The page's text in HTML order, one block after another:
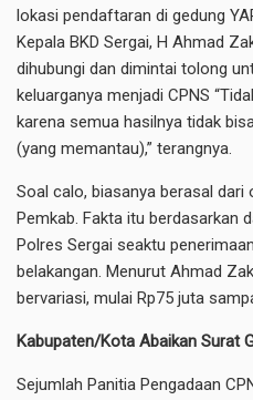
lokasi pendaftaran di gedung
Kepala BKD Sergai, H Ahmad
dihubungi dan dimintai tolong
keluarganya menjadi CPNS
karena semua hasilnya tidak
(yang memantau),” terangnya.
Soal calo, biasanya berasal dari
Pemkab. Fakta itu berdasarkan
Polres Sergai seaktu
belakangan. Menurut Ahmad
bervariasi, mulai Rp75 juta
Kabupaten/Kota Abaikan Surat
Sejumlah Panitia Pengadaan